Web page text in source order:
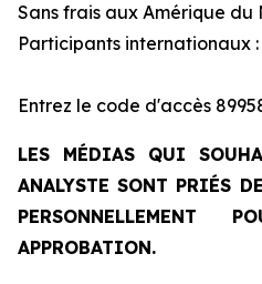
Sans frais aux Amérique du
Participants internationaux :
Entrez le code d'accès
LES MÉDIAS QUI
ANALYSTE SONT PRIÉS
PERSONNELLEMENT
APPROBATION.